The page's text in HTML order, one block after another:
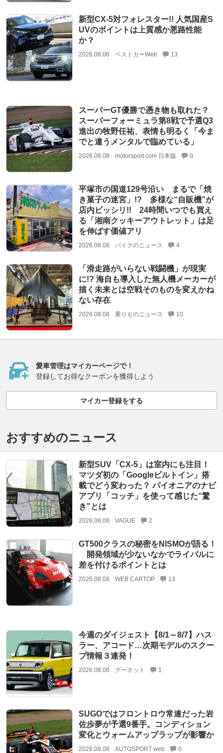
新型CX-5対フォレスター!! 人気国産S
UVのポイントは上質感か悪路性能
か？
2026.08.08 ベストカーWeb 13
スーパーGT優勝で憑き物も取れた？
スーパーフォーミュラ第8戦で予選Q3
進出の牧野任祐、表情も明るく「今ま
でと違うメンタルで臨めている」
2026.08.08 motorsport.com 日本版 0
平塚市の国道129号沿い まるで「焼
き菓子の迷宮」!? 多様な“自販機”が
店内ビッシリ!! 24時間いつでも買え
る「湘南クッキーアウトレット」は足
を伸ばす価値アリ
2026.08.08 バイクのニュース 4
「滑走路がいらない戦闘機」が現実
に!? 海自も導入した無人機メーカーが
描く未来とは空戦そのものを変えかね
ない存在
2026.08.08 乗りものニュース 10
愛車管理はマイカーページで！
登録してお得なクーポンを獲得しよう
マイカー登録をする
おすすめのニュース
新型SUV「CX-5」は室内にも注目！
マツダ初の「Googleビルトイン」搭
載でどう変わった？ パイオニアのナビ
アプリ「コッチ」を使って感じた“驚
き”とは
2026.08.08 VAGUE 2
GT500クラスの秘密をNISMOが語る！
開発領域が少ないなかでライバルに
差を付けるポイントとは
2026.08.08 WEB CARTOP 13
今週のダイジェスト【8/1～8/7】ハス
ラー、アコード…次期モデルのスクー
プ情報３連発！
2026.08.08 グーネット 1
SUGOではフロントロウ常連だった岩
佐歩夢が予選9番手。コンディション
変化とウォームアップラップが影響か
2026.08.08 AUTOSPORT web 0